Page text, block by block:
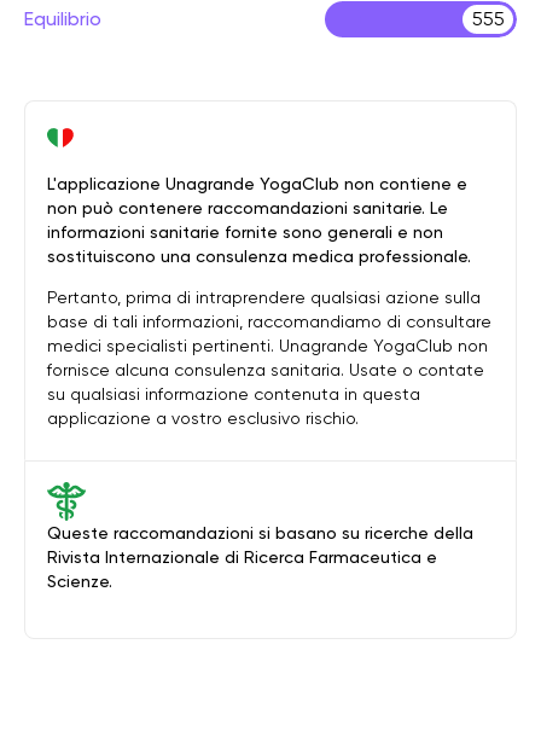
Equilibrio 555
Queste raccomandazioni si basano su ricerche della
Rivista Internazionale di Ricerca Farmaceutica e
Scienze.
L'applicazione Unagrande YogaClub non contiene e
non può contenere raccomandazioni sanitarie. Le
informazioni sanitarie fornite sono generali e non
sostituiscono una consulenza medica professionale.
Pertanto, prima di intraprendere qualsiasi azione sulla
base di tali informazioni, raccomandiamo di consultare
medici specialisti pertinenti. Unagrande YogaClub non
fornisce alcuna consulenza sanitaria. Usate o contate
su qualsiasi informazione contenuta in questa
applicazione a vostro esclusivo rischio.